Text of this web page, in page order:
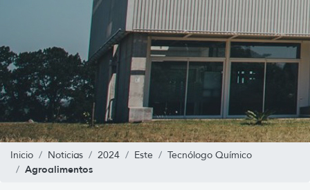
Inicio Noticias 2024 Este Tecnólogo Químico
Agroalimentos